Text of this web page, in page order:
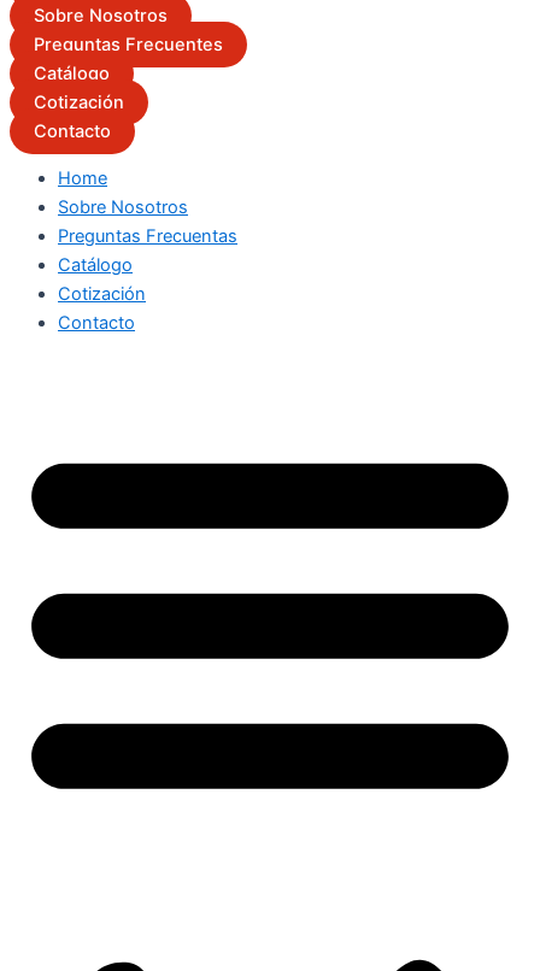
Sobre Nosotros
Preguntas Frecuentes
Catálogo
Cotización
Contacto
Home
Sobre Nosotros
Preguntas Frecuentas
Catálogo
Cotización
Contacto